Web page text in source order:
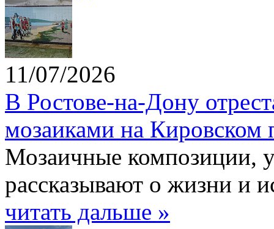
11/07/2026
В Ростове-на-Дону
мозаиками на Кировском
Мозаичные композиции,
рассказывают о жизни и
читать дальше »